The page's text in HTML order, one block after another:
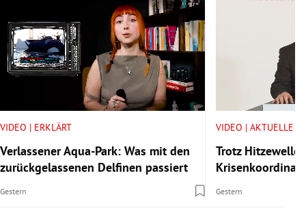
VIDEO | ERKLÄRT
Verlassener Aqua-Park: Was mit den
zurückgelassenen Delfinen passiert
Gestern
VIDEO | AKTUELLE
Trotz
Gestern